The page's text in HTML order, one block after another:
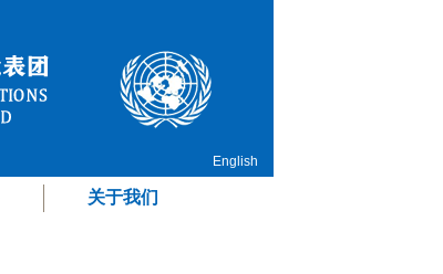
English
关于我们